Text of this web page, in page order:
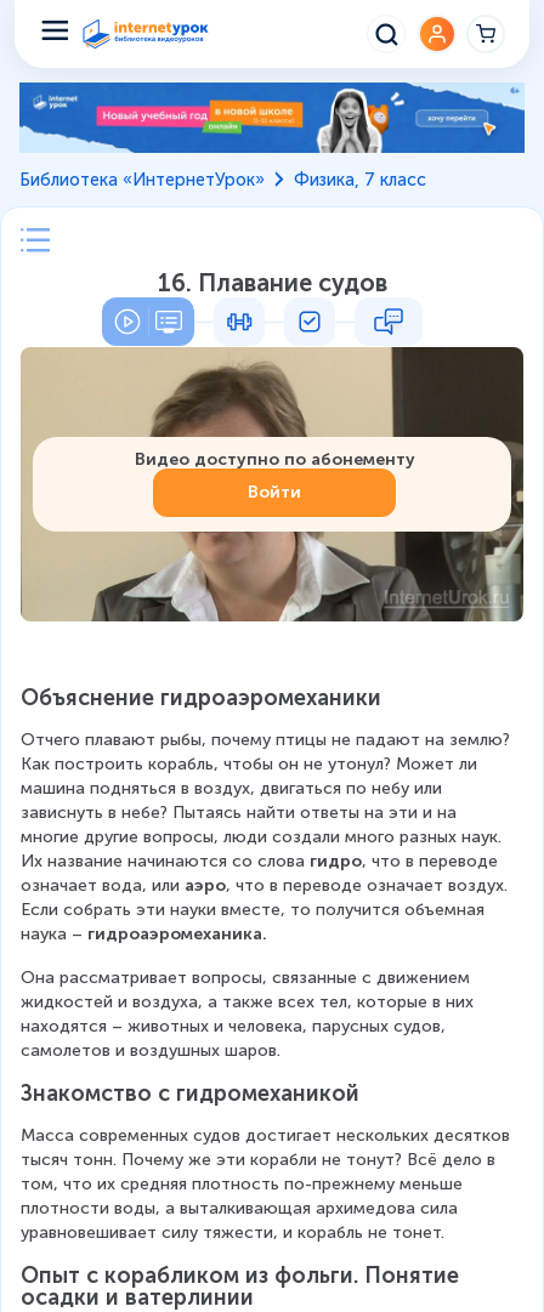
Библиотека «ИнтернетУрок» Физика, 7 класс
16. Плавание судов
Видео доступно по абонементу
Войти
Объяснение гидроаэромеханики
Отчего плавают рыбы, почему птицы не падают на землю?
Как построить корабль, чтобы он не утонул? Может ли
машина подняться в воздух, двигаться по небу или
зависнуть в небе? Пытаясь найти ответы на эти и на
многие другие вопросы, люди создали много разных наук.
Их название начинаются со слова гидро, что в переводе
означает вода, или аэро, что в переводе означает воздух.
Если собрать эти науки вместе, то получится объемная
наука – гидроаэромеханика.
Она рассматривает вопросы, связанные с движением
жидкостей и воздуха, а также всех тел, которые в них
находятся – животных и человека, парусных судов,
самолетов и воздушных шаров.
Знакомство с гидромеханикой
Масса современных судов достигает нескольких десятков
тысяч тонн. Почему же эти корабли не тонут? Всё дело в
том, что их средняя плотность по-прежнему меньше
плотности воды, а выталкивающая архимедова сила
уравновешивает силу тяжести, и корабль не тонет.
Опыт с корабликом из фольги. Понятие
осадки и ватерлинии